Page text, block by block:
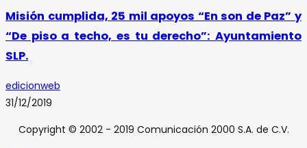
Misión cumplida, 25 mil apoyos “En son de Paz” y
“De piso a techo, es tu derecho”: Ayuntamiento
SLP.
edicionweb
31/12/2019
Copyright © 2002 - 2019 Comunicación 2000 S.A. de C.V.